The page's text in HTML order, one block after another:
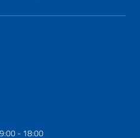
- 18:00